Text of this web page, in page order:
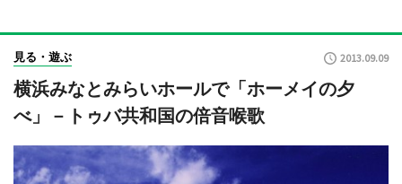
見る・遊ぶ 2013.09.09
横浜みなとみらいホールで「ホーメイの夕
べ」－トゥバ共和国の倍音喉歌